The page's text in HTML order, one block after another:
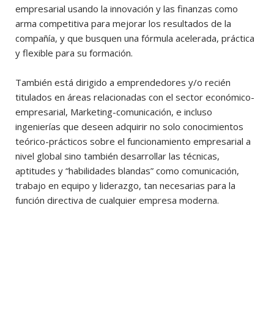
empresarial usando la innovación y las finanzas como
arma competitiva para mejorar los resultados de la
compañía, y que busquen una fórmula acelerada, práctica
y flexible para su formación.
También está dirigido a emprendedores y/o recién
titulados en áreas relacionadas con el sector económico-
empresarial, Marketing-comunicación, e incluso
ingenierías que deseen adquirir no solo conocimientos
teórico-prácticos sobre el funcionamiento empresarial a
nivel global sino también desarrollar las técnicas,
aptitudes y “habilidades blandas” como comunicación,
trabajo en equipo y liderazgo, tan necesarias para la
función directiva de cualquier empresa moderna.